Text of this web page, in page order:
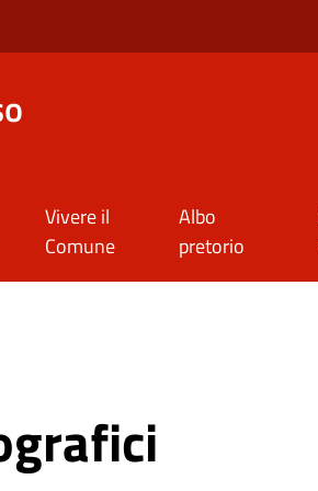
Vivere il
Comune
Albo
pretorio